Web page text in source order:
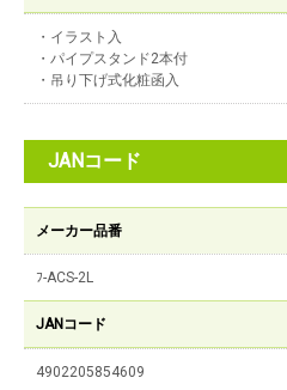
・イラスト入
・パイプスタンド2本付
・吊り下げ式化粧函入
JANコード
メーカー品番
ﾌ-ACS-2L
JANコード
4902205854609